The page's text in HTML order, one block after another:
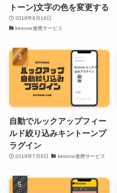
トーン)文字の色を変更する
2018年9月16日
kintone連携サービス
自動でルックアップフィー
ルド絞り込みキントーンプ
ラグイン
2019年7月8日 kintone連携サービス